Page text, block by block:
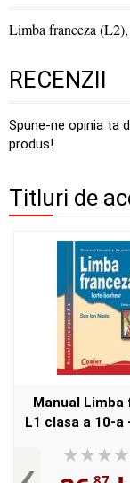
Limba franceza
RECENZII
Spune-ne opinia ta
produs!
Titluri de
Manual Limba
L1 clasa a 10-a